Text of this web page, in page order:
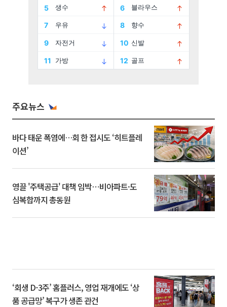
주요뉴스
바다 태운 폭염에…회 한 접시도 ‘히트플레
이션’
영끌 '주택공급' 대책 임박⋯비아파트·도
심복합까지 총동원
‘회생 D-3주’ 홈플러스, 영업 재개에도 ‘상
품 공급망’ 복구가 생존 관건